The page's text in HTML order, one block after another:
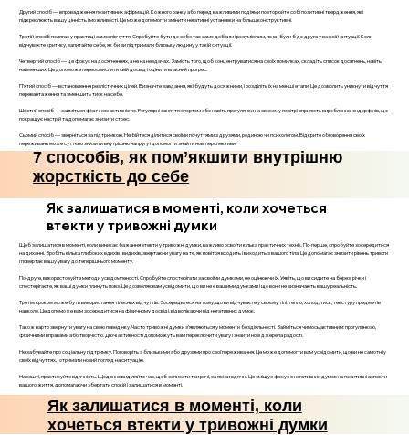
Другий спосіб — впровадження позитивних афірмацій. Кожного ранку або перед важливими подіями повторюйте собі позитивні твердження, які
підкреслюють вашу цінність і можливості. Це може допомогти змінити негативні установки на більш конструктивні.
Третій спосіб полягає у практиці самоспівчуття. Спробуйте бути до себе так само добрим і розуміючим, як ви були б до друга у важкій ситуації. Коли
відчуваєте критику, запитайте себе, як би ви підтримали близьку людину у такій ситуації.
Четвертий спосіб — це фокус на досягненнях, а не на невдачах. Замість того, щоб концентруватися на своїх помилках, складіть список досягнень, навіть
найменших. Це допоможе переосмислити свій досвід і оцінити власний прогрес.
П’ятий спосіб — встановлення реалістичних цілей. Визначте завдання, які будуть досяжними, і розділіть їх на менші етапи. Це дозволить уникнути відчуття
перевантаження та зменшить тиск на себе.
Шостий спосіб — займіться фізичною активністю. Регулярні заняття спортом або навіть прогулянки на свіжому повітрі сприяють виробленню ендорфінів, що
покращує настрій та допомагає знизити стрес.
Сьомий спосіб — зверніться за підтримкою. Не бійтеся ділитися своїми почуттями з друзями, родиною чи психологом. Відкрите обговорення своїх
переживань може суттєво знизити внутрішню напругу і допомогти знайти нові перспективи.
7 способів, як пом’якшити внутрішню
жорсткість до себе
Як залишатися в моменті, коли хочеться
втекти у тривожні думки
Щоб залишатися в моменті, коли виникає бажання втекти у тривожні думки, важливо освоїти кілька практичних технік. По-перше, спробуйте зосередитися
на диханні. Зробіть кілька глибоких вдихів і видихів, звертаючи увагу на те, як повітря входить і виходить з вашого тіла. Це допомагає знизити рівень тривоги
і повертає вашу увагу до теперішнього моменту.
По-друге, використовуйте методи усвідомленості. Спробуйте спостерігати за своїми думками, не оцінюючи їх. Уявіть, що ви сидите на березі річки і
спостерігаєте, як ваші думки плинуть повз. Це дозволяє вам усвідомити, що ви не є вашими думками і що вони не визначають вашу реальність.
Третім кроком може бути використання тілесних відчуттів. Зосередьтеся на тому, що ви відчуваєте у своєму тілі: тепло, холод, тиск, текстуру предметів
навколо. Це допоможе вам зосередитися на фізичному досвіді, відволікаючи від негативних думок.
Також варто звернути увагу на свою поведінку. Часто тривожні думки з’являються у моменти бездіяльності. Займіться чимось активним: прогулянкою,
фізичними вправами або творчістю. Діючі активності допоможуть вам переключити увагу і знайти нові джерела радості.
Не забувайте про соціальну підтримку. Поговоріть з близькими або друзями про свої переживання. Це може допомогти вам усвідомити, що ви не самотні у
своїх відчуттях, і отримати новий погляд на ситуацію.
Нарешті, практикуйте вдячність. Щоденно виділяйте час, щоб записати три речі, за які ви вдячні. Це зміщує фокус з негативних думок на позитивні аспекти
вашого життя, допомагаючи зберігати спокій і залишатися в моменті.
Як залишатися в моменті, коли
хочеться втекти у тривожні думки